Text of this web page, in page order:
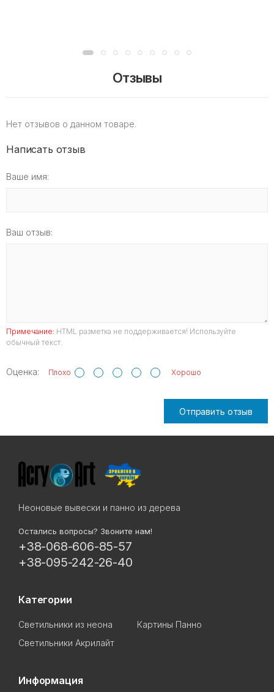
Отзывы
Нет отзывов о данном товаре.
Написать отзыв
Ваше имя:
Ваш отзыв:
Примечание: HTML разметка не поддерживается! Используйте
обычный текст.
Оценка: Плохо Хорошо
Отправить отзыв
Неоновые вывески и панно из дерева
Остались вопросы? Звоните нам!
+38-068-606-85-57
+38-095-242-26-40
Категории
Светильники из неона
Картины Панно
Светильники Акрилайт
Информация